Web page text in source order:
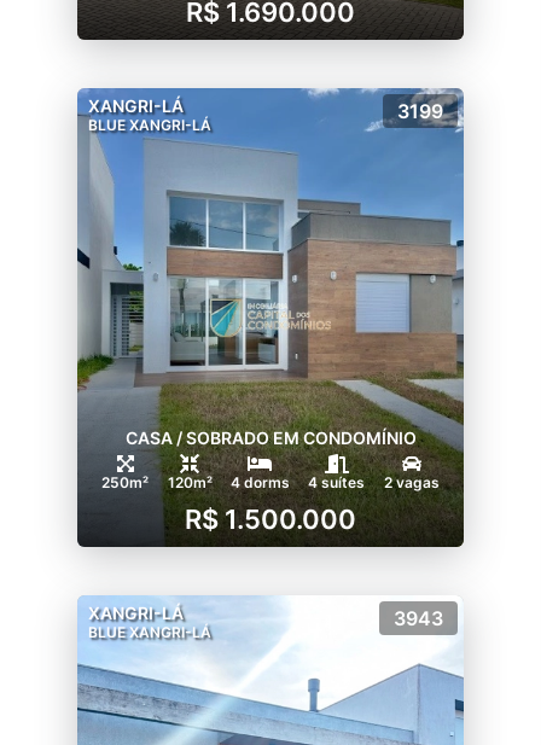
R$ 1.690.000
XANGRI-LÁ
BLUE XANGRI-LÁ
3199
CASA / SOBRADO EM CONDOMÍNIO
250m² 120m² 4 dorms 4 suítes 2 vagas
R$ 1.500.000
XANGRI-LÁ
BLUE XANGRI-LÁ
3943